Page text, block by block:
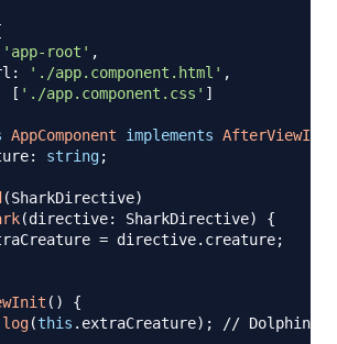
'app-root' ,
: './app.component.html' ,
[ './app.component.css' ]
AppComponent implements AfterViewInit
: string;
(SharkDirective)
(directive: SharkDirective)
{
= directive. creature;
( )
{
log(this . extraCreature) ;
// Dolphin